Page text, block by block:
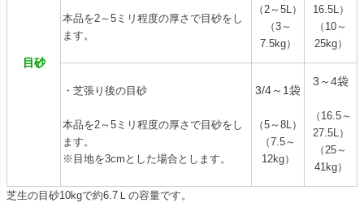
目砂
本品を2～5ミリ程度の厚さで目砂をし
ます。
（2～5L）
（3～
7.5kg）
16.5L）
（10～
25kg）
・芝張り後の目砂
本品を2～5ミリ程度の厚さで目砂をし
ます。
※目地を3cmとした場合とします。
3/4～1袋
（5～8L）
（7.5～
12kg）
3～4袋
（16.5～
27.5L）
（25～
41kg）
芝生の目砂10kgで約6.7Ｌの容量です。